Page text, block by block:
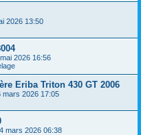
2026 13:50
2026 16:56
Eriba Triton 430 GT 2006
mars 2026 17:05
mars 2026 06:38